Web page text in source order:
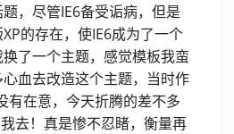
，尽管IE6备受诟病，但是
的存在，使IE6成为了一个
了一个主题，感觉模板我蛮
血去改造这个主题，当时作
有在意，今天折腾的差不多
去！真是惨不忍睹，衡量再